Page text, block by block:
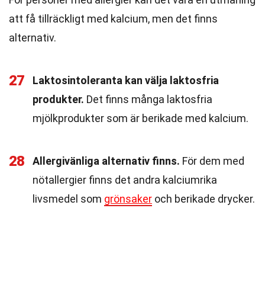
att få tillräckligt med kalcium, men det finns
alternativ.
27
Laktosintoleranta kan välja laktosfria
produkter. Det finns många laktosfria
mjölkprodukter som är berikade med kalcium.
28 Allergivänliga alternativ finns. För dem med
nötallergier finns det andra kalciumrika
livsmedel som grönsaker och berikade drycker.